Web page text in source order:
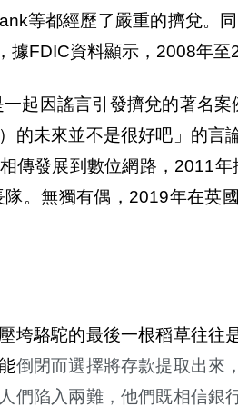
等都經歷了嚴重的擠兌。
FDIC資料顯示，2008年至
起因謠言引發擠兌的著名
的未來並不是很好吧」的言
傳發展到數位網路，2011
。無獨有偶，2019年在英
垮駱駝的最後一根稻草往往
倒閉而選擇將存款提取出來
們陷入兩難，他們既相信銀